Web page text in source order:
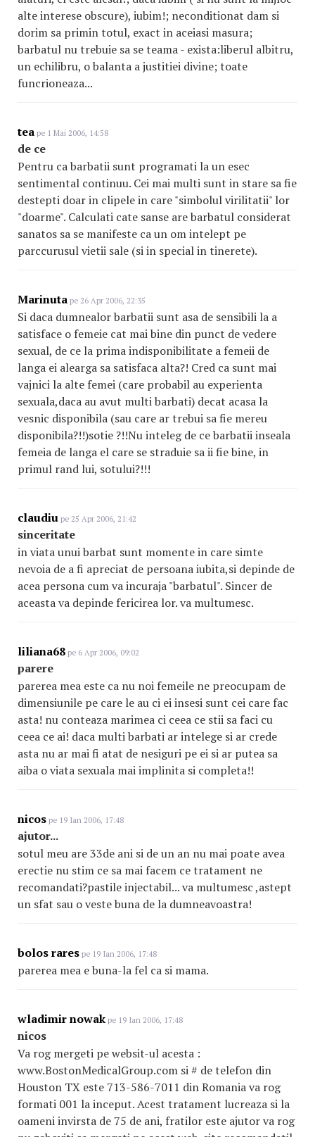
alte interese obscure), iubim!; neconditionat dam si
dorim sa primin totul, exact in aceiasi masura;
barbatul nu trebuie sa se teama - exista:liberul albitru,
un echilibru, o balanta a justitiei divine; toate
funcrioneaza...
tea pe 1 Mai 2006, 14:58
de ce
Pentru ca barbatii sunt programati la un esec
sentimental continuu. Cei mai multi sunt in stare sa fie
destepti doar in clipele in care "simbolul virilitatii" lor
"doarme". Calculati cate sanse are barbatul considerat
sanatos sa se manifeste ca un om intelept pe
parccurusul vietii sale (si in special in tinerete).
Marinuta pe 26 Apr 2006, 22:35
Si daca dumnealor barbatii sunt asa de sensibili la a
satisface o femeie cat mai bine din punct de vedere
sexual, de ce la prima indisponibilitate a femeii de
langa ei alearga sa satisfaca alta?! Cred ca sunt mai
vajnici la alte femei (care probabil au experienta
sexuala,daca au avut multi barbati) decat acasa la
vesnic disponibila (sau care ar trebui sa fie mereu
disponibila?!!)sotie ?!!Nu inteleg de ce barbatii inseala
femeia de langa el care se straduie sa ii fie bine, in
primul rand lui, sotului?!!!
claudiu pe 25 Apr 2006, 21:42
sinceritate
in viata unui barbat sunt momente in care simte
nevoia de a fi apreciat de persoana iubita,si depinde de
acea persona cum va incuraja "barbatul". Sincer de
aceasta va depinde fericirea lor. va multumesc.
liliana68 pe 6 Apr 2006, 09:02
parere
parerea mea este ca nu noi femeile ne preocupam de
dimensiunile pe care le au ci ei insesi sunt cei care fac
asta! nu conteaza marimea ci ceea ce stii sa faci cu
ceea ce ai! daca multi barbati ar intelege si ar crede
asta nu ar mai fi atat de nesiguri pe ei si ar putea sa
aiba o viata sexuala mai implinita si completa!!
nicos pe 19 Ian 2006, 17:48
ajutor...
sotul meu are 33de ani si de un an nu mai poate avea
erectie nu stim ce sa mai facem ce tratament ne
recomandati?pastile injectabil... va multumesc ,astept
un sfat sau o veste buna de la dumneavoastra!
bolos rares pe 19 Ian 2006, 17:48
parerea mea e buna-la fel ca si mama.
wladimir nowak pe 19 Ian 2006, 17:48
nicos
Va rog mergeti pe websit-ul acesta :
www.BostonMedicalGroup.com si # de telefon din
Houston TX este 713-586-7011 din Romania va rog
formati 001 la inceput. Acest tratament lucreaza si la
oameni invirsta de 75 de ani, fratilor este ajutor va rog